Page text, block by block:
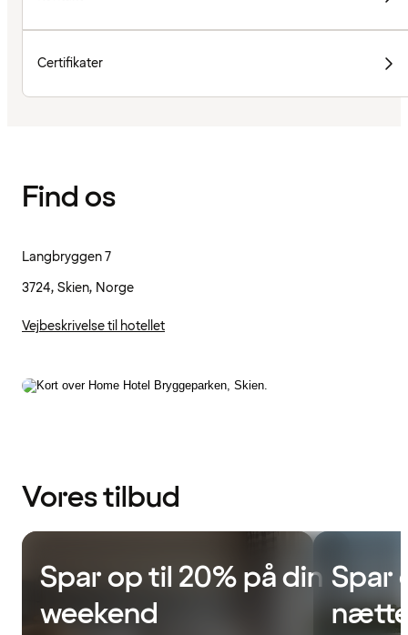
Certifikater
Find os
Langbryggen 7
3724, Skien, Norge
Vejbeskrivelse til hotellet
Vores tilbud
Spar op til 20% på din
weekend
Spar